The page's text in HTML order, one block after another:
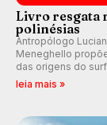
Livro resgata
polinésias
Antropólogo
Meneghello
das origens do
resgatando a
prática em
leia mais »